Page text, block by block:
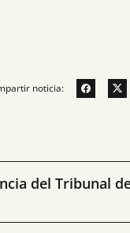
noticia:
del Tribunal